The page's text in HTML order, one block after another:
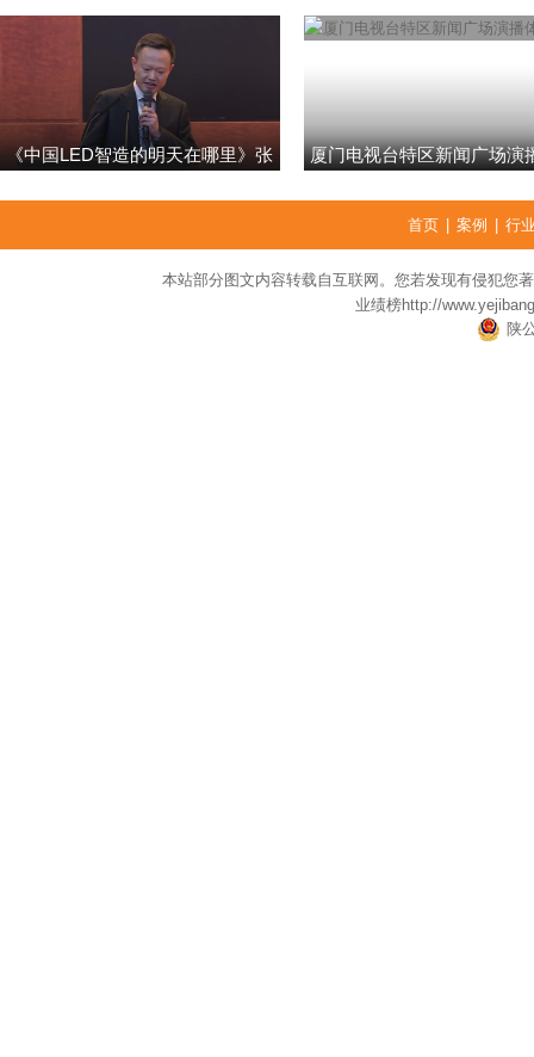
《中国LED智造的明天在哪里》张
厦门电视台特区新闻广场演
首页 案例 行
本站部分图文内容转载自互联网。您若发现有侵犯您
业绩榜http://
陕